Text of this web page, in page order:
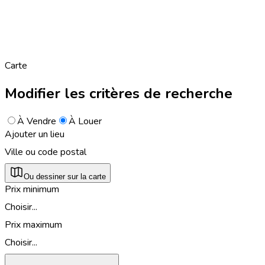
Carte
Modifier les critères de recherche
À Vendre
À Louer
Ajouter un lieu
Ville ou code postal
Ou dessiner sur la carte
Prix minimum
Choisir...
Prix maximum
Choisir...